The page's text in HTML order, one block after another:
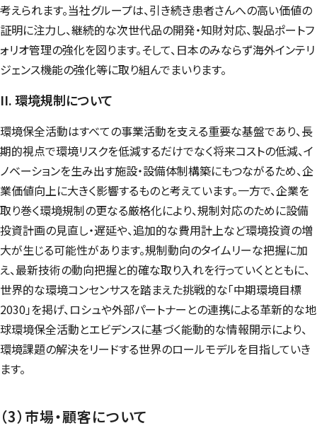
考えられます。当社グループは、引き続き患者さんへの高い価値の
証明に注力し、継続的な次世代品の開発・知財対応、製品ポートフ
ォリオ管理の強化を図ります。そして、日本のみならず海外インテリ
ジェンス機能の強化等に取り組んでまいります。
II. 環境規制について
環境保全活動はすべての事業活動を支える重要な基盤であり、長
期的視点で環境リスクを低減するだけでなく将来コストの低減、イ
ノベーションを生み出す施設・設備体制構築にもつながるため、企
業価値向上に大きく影響するものと考えています。一方で、企業を
取り巻く環境規制の更なる厳格化により、規制対応のために設備
投資計画の見直し・遅延や、追加的な費用計上など環境投資の増
大が生じる可能性があります。規制動向のタイムリーな把握に加
え、最新技術の動向把握と的確な取り入れを行っていくとともに、
世界的な環境コンセンサスを踏まえた挑戦的な「中期環境目標
2030」を掲げ、ロシュや外部パートナーとの連携による革新的な地
球環境保全活動とエビデンスに基づく能動的な情報開示により、
環境課題の解決をリードする世界のロールモデルを目指していき
ます。
（3）市場・顧客について